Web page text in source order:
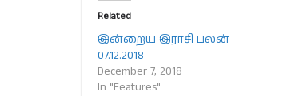
Related
இன்றைய இராசி பலன் –
07.12.2018
December 7, 2018
In "Features"